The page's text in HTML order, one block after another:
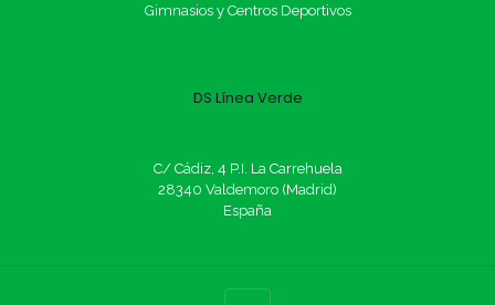
Gimnasios y Centros Deportivos
DS Línea Verde
C/ Cádiz, 4 P.I. La Carrehuela
28340 Valdemoro (Madrid)
España